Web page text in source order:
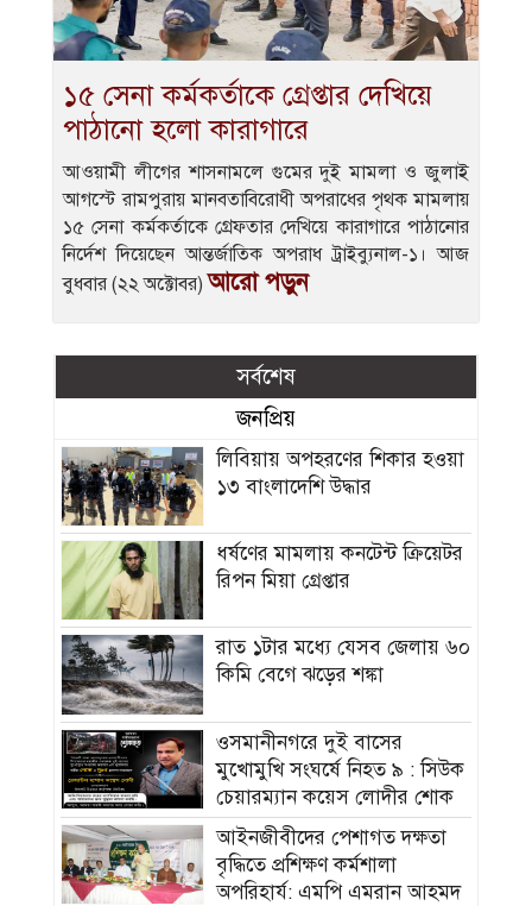
১৫ সেনা কর্মকর্তাকে গ্রেপ্তার দেখিয়ে
পাঠানো হলো কারাগারে
আওয়ামী লীগের শাসনামলে গুমের দুই মামলা ও জুলাই
আগস্টে রামপুরায় মানবতাবিরোধী অপরাধের পৃথক মামলায়
১৫ সেনা কর্মকর্তাকে গ্রেফতার দেখিয়ে কারাগারে পাঠানোর
নির্দেশ দিয়েছেন আন্তর্জাতিক অপরাধ ট্রাইব্যুনাল-১। আজ
বুধবার (২২ অক্টোবর)আরো পড়ুন
সর্বশেষ
জনপ্রিয়
লিবিয়ায় অপহরণের শিকার হওয়া
১৩ বাংলাদেশি উদ্ধার
ধর্ষণের মামলায় কনটেন্ট ক্রিয়েটর
রিপন মিয়া গ্রেপ্তার
রাত ১টার মধ্যে যেসব জেলায় ৬০
কিমি বেগে ঝড়ের শঙ্কা
ওসমানীনগরে দুই বাসের
মুখোমুখি সংঘর্ষে নিহত ৯ : সিউক
চেয়ারম্যান কয়েস লোদীর শোক
‎আইনজীবীদের পেশাগত দক্ষতা
বৃদ্ধিতে প্রশিক্ষণ কর্মশালা
অপরিহার্য: এমপি এমরান আহমদ